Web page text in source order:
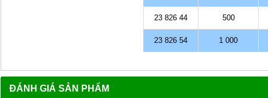
23 826 44 500
23 826 54 1 000
ĐÁNH GIÁ SẢN PHẨM